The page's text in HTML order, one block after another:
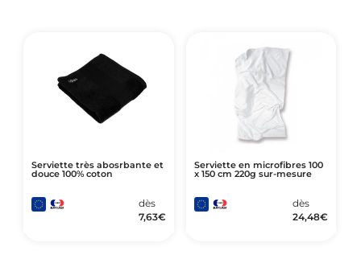
Serviette très abosrbante et
douce 100% coton
dès
7,63€
Serviette en microfibres 100
x 150 cm 220g sur-mesure
dès
24,48€